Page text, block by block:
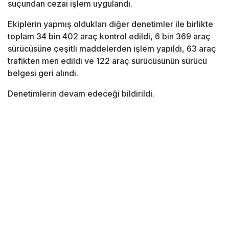
suçundan cezai işlem uygulandı.
Ekiplerin yapmış oldukları diğer denetimler ile birlikte
toplam 34 bin 402 araç kontrol edildi, 6 bin 369 araç
sürücüsüne çeşitli maddelerden işlem yapıldı, 63 araç
trafikten men edildi ve 122 araç sürücüsünün sürücü
belgesi geri alındı.
Denetimlerin devam edeceği bildirildi.